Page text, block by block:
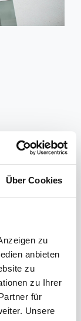
Über Cookies
zu
anbieten
zu
zu Ihrer
für
Unsere